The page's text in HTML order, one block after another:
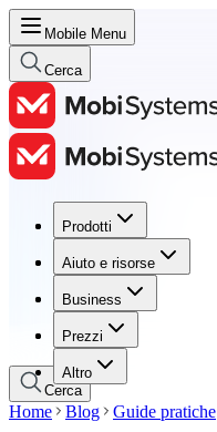
Mobile Menu
Cerca
Prodotti
Aiuto e risorse
Business
Prezzi
Altro
Prodotti
Aiuto e risorse
Business
Prezzi
Cerca
Home Blog
Guide pratiche